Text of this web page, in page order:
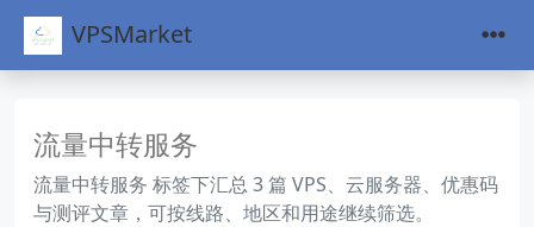
VPSMarket
流量中转服务
流量中转服务 标签下汇总 3 篇 VPS、云服务器、优惠码
与测评文章，可按线路、地区和用途继续筛选。